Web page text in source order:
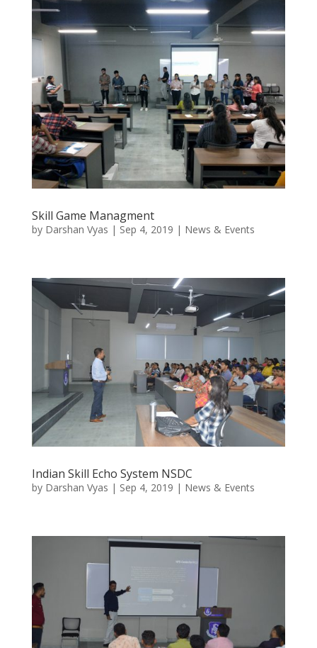
Skill Game Managment
by Darshan Vyas | Sep 4, 2019 | News & Events
Indian Skill Echo System NSDC
by Darshan Vyas | Sep 4, 2019 | News & Events